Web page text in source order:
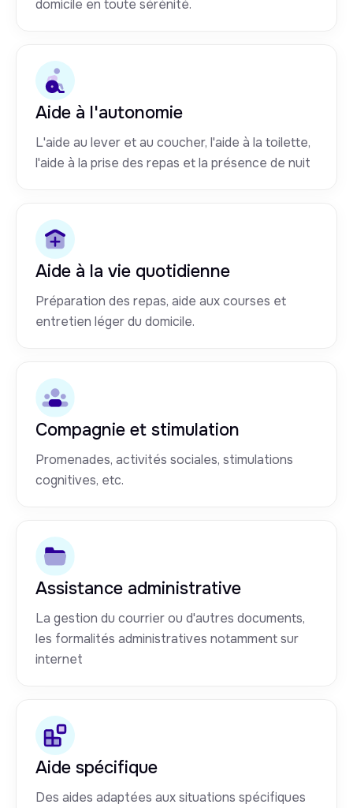
domicile en toute sérénité.
Aide à l'autonomie
L'aide au lever et au coucher, l'aide à la toilette,
l'aide à la prise des repas et la présence de nuit
Aide à la vie quotidienne
Préparation des repas, aide aux courses et
entretien léger du domicile.
Compagnie et stimulation
Promenades, activités sociales, stimulations
cognitives, etc.
Assistance administrative
La gestion du courrier ou d'autres documents,
les formalités administratives notamment sur
internet
Aide spécifique
Des aides adaptées aux situations spécifiques